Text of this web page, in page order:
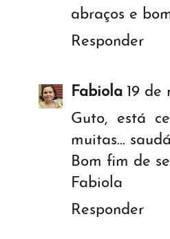
abraços e
Responder
Fabiola 19 de
Guto, está
muitas...
Bom fim de
Fabiola
Responder